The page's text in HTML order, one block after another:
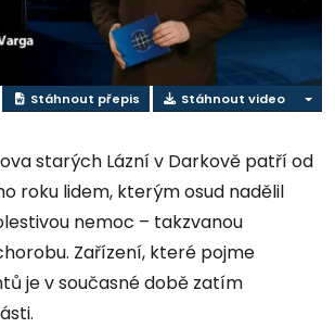
video
Stáhnout přepis Stáhnout video
starých Lázní v Darkově patří od
roku lidem, kterým osud nadělil
nemoc – takzvanou
Zařízení, které pojme
je v současné době zatím